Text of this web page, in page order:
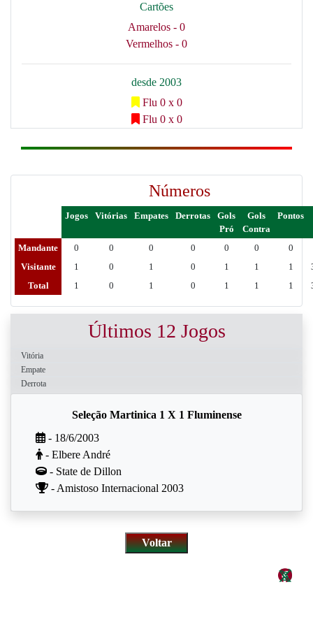
Cartões
Amarelos - 0
Vermelhos - 0
desde 2003
Flu 0 x 0
Flu 0 x 0
Números
Jogos Vitórias Empates Derrotas
Gols
Pró
Gols
Contra
Pontos
Mandante 0 0 0 0 0 0
0
Visitante
1 0 1 0 1 1 1
Total
1 0 1 0 1 1 1
Últimos 12 Jogos
Vitória
Empate
Derrota
Seleção Martinica 1 X 1 Fluminense
- 18/6/2003
- Elbere André
- State de Dillon
- Amistoso Internacional 2003